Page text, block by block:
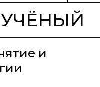
и